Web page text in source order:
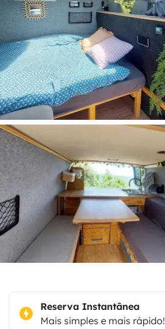
Reserva Instantânea
Mais simples e mais rápido!